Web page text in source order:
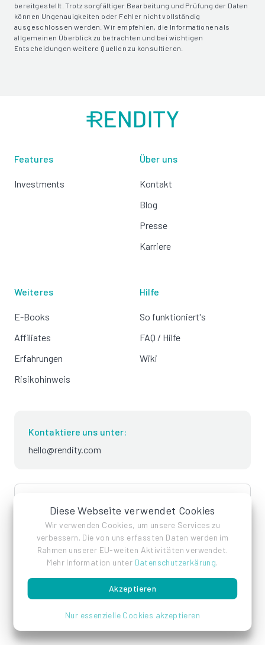
Diese Webseite verwendet Cookies
Wir verwenden Cookies, um unsere Services zu
verbessern. Die von uns erfassten Daten werden im
Rahmen unserer EU-weiten Aktivitäten verwendet.
Mehr Information unter Datenschutzerkärung.
Akzeptieren
Nur essenzielle Cookies akzeptieren
bereitgestellt. Trotz sorgfältiger Bearbeitung und Prüfung der Daten
können Ungenauigkeiten oder Fehler nicht vollständig
ausgeschlossen werden. Wir empfehlen, die Informationen als
allgemeinen Überblick zu betrachten und bei wichtigen
Entscheidungen weitere Quellen zu konsultieren.
Features
Investments
Über uns
Kontakt
Blog
Presse
Karriere
Weiteres
E-Books
Affiliates
Erfahrungen
Risikohinweis
Hilfe
So funktioniert's
FAQ / Hilfe
Wiki
Kontaktiere uns unter:
hello@rendity.com
language
ImpressumDatenschutzAGB